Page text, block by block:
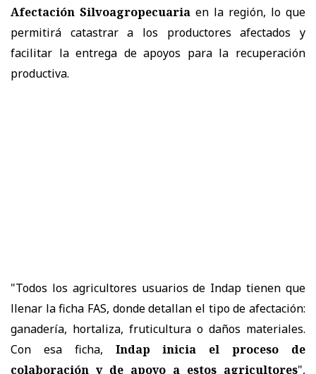
Afectación Silvoagropecuaria en la región, lo que
permitirá catastrar a los productores afectados y
facilitar la entrega de apoyos para la recuperación
productiva.
"Todos los agricultores usuarios de Indap tienen que
llenar la ficha FAS, donde detallan el tipo de afectación:
ganadería, hortaliza, fruticultura o daños materiales.
Con esa ficha, Indap inicia el proceso de
colaboración y de apoyo a estos agricultores",